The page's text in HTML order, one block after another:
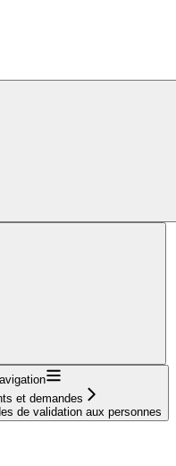
et demandes
de validation aux personnes